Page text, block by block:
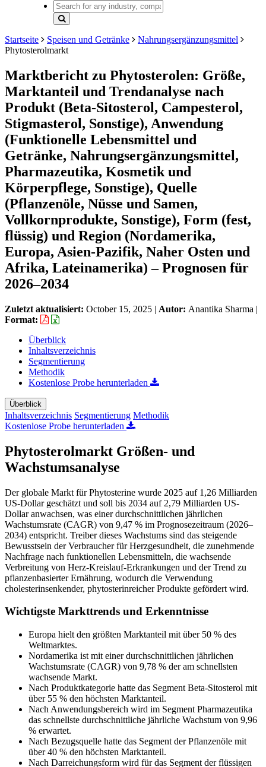
Startseite Speisen und Getränke
Nahrungsergänzungsmittel
Phytosterolmarkt
Marktbericht zu Phytosterolen: Größe,
Marktanteil und Trendanalyse nach
Produkt (Beta-Sitosterol, Campesterol,
Stigmasterol, Sonstige), Anwendung
(Funktionelle Lebensmittel und
Getränke, Nahrungsergänzungsmittel,
Pharmazeutika, Kosmetik und
Körperpflege, Sonstige), Quelle
(Pflanzenöle, Nüsse und Samen,
Vollkornprodukte, Sonstige), Form (fest,
flüssig) und Region (Nordamerika,
Europa, Asien-Pazifik, Naher Osten und
Afrika, Lateinamerika) – Prognosen für
2026–2034
Zuletzt aktualisiert: October 15, 2025 | Autor: Anantika Sharma |
Format:
Überblick
Inhaltsverzeichnis
Segmentierung
Methodik
Kostenlose Probe herunterladen
Überblick
Inhaltsverzeichnis Segmentierung Methodik
Kostenlose Probe herunterladen
Phytosterolmarkt Größen- und
Wachstumsanalyse
Der globale Markt für Phytosterine wurde 2025 auf 1,26 Milliarden
US-Dollar geschätzt und soll bis 2034 auf 2,79 Milliarden US-
Dollar anwachsen, was einer durchschnittlichen jährlichen
Wachstumsrate (CAGR) von 9,47 % im Prognosezeitraum (2026–
2034) entspricht. Treiber dieses Wachstums sind das steigende
Bewusstsein der Verbraucher für Herzgesundheit, die zunehmende
Nachfrage nach funktionellen Lebensmitteln, die wachsende
Verbreitung von Herz-Kreislauf-Erkrankungen und der Trend zu
pflanzenbasierter Ernährung, wodurch die Verwendung
cholesterinsenkender, phytosterinreicher Produkte gefördert wird.
Wichtigste Markttrends und Erkenntnisse
Europa hielt den größten Marktanteil mit über 50 % des
Weltmarktes.
Nordamerika ist mit einer durchschnittlichen jährlichen
Wachstumsrate (CAGR) von 9,78 % der am schnellsten
wachsende Markt.
Nach Produktkategorie hatte das Segment Beta-Sitosterol mit
über 55 % den höchsten Marktanteil.
Nach Anwendungsbereich wird im Segment Pharmazeutika
das schnellste durchschnittliche jährliche Wachstum von 9,96
% erwartet.
Nach Bezugsquelle hatte das Segment der Pflanzenöle mit
über 40 % den höchsten Marktanteil.
Nach Darreichungsform wird für das Segment der flüssigen